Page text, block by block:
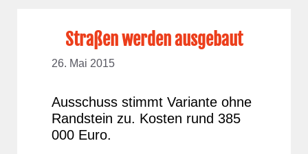
Straßen werden ausgebaut
26. Mai 2015
Ausschuss stimmt Variante ohne
Randstein zu. Kosten rund 385
000 Euro.